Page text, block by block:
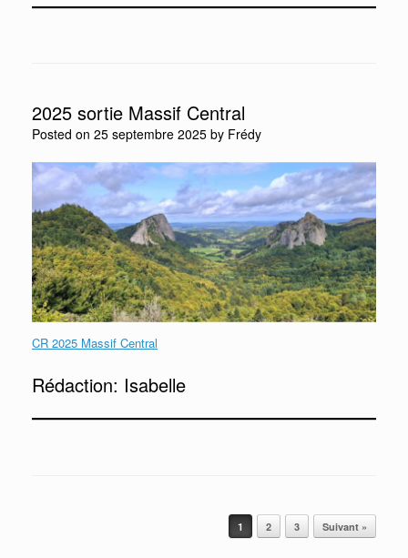
2025 sortie Massif Central
Posted on 25 septembre 2025 by Frédy
CR 2025 Massif Central
Rédaction: Isabelle
1 2 3 Suivant »